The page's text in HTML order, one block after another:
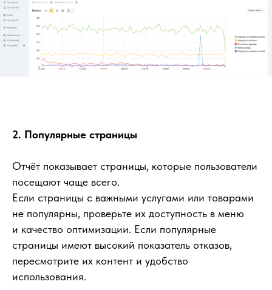
2. Популярные страницы
Отчёт показывает страницы, которые пользователи
посещают чаще всего.
Если страницы с важными услугами или товарами
не популярны, проверьте их доступность в меню
и качество оптимизации. Если популярные
страницы имеют высокий показатель отказов,
пересмотрите их контент и удобство
использования.